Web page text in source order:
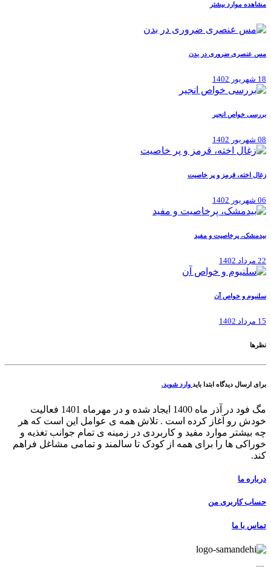
مشاهده موارد بیشتر
مس عنصری ضروری در بدن
18 شهریور 1402
بررسی خواص انجیر
08 شهریور 1402
زغال اخته، قرمز و پر خاصیت
06 شهریور 1402
بیدمشک، پرخاصیت و مفید
22 مرداد 1402
سلنیوم و خواص آن
15 مرداد 1402
نظرها
برای ارسال دیدگاه ابتدا باید وارد شوید.
مگ فود در آذر ماه 1400 ایجاد شده و در مهرماه 1401 فعالیت
خودش رو آغاز کرده است . تلاش همه ی عوامل این است که هر
چه بیشتر موارد مفید و کاربردی در زمینه ی تمام جوانب تغذیه و
خوراکی ها را برای همه از کودک تا سالمند و تمامی مشاغل فراهم
کند.
درباره ما
حساب کاربری من
تماس با ما